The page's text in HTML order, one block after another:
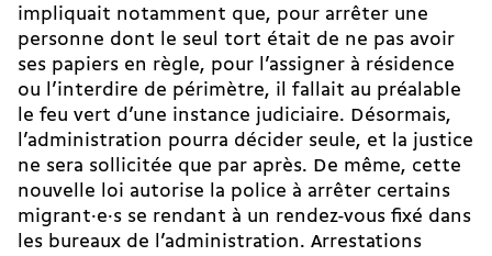
impliquait notamment que, pour arrêter une
personne dont le seul tort était de ne pas avoir
ses papiers en règle, pour l’assigner à résidence
ou l’interdire de périmètre, il fallait au préalable
le feu vert d’une instance judiciaire. Désormais,
l’administration pourra décider seule, et la justice
ne sera sollicitée que par après. De même, cette
nouvelle loi autorise la police à arrêter certains
migrant·e·s se rendant à un rendez-vous fixé dans
les bureaux de l’administration. Arrestations